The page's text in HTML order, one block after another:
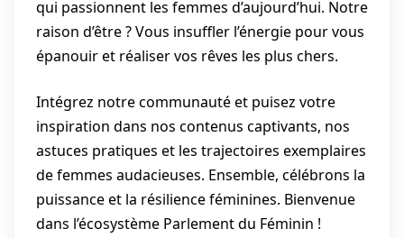
qui passionnent les femmes d’aujourd’hui. Notre
raison d’être ? Vous insuffler l’énergie pour vous
épanouir et réaliser vos rêves les plus chers.
Intégrez notre communauté et puisez votre
inspiration dans nos contenus captivants, nos
astuces pratiques et les trajectoires exemplaires
de femmes audacieuses. Ensemble, célébrons la
puissance et la résilience féminines. Bienvenue
dans l’écosystème Parlement du Féminin !